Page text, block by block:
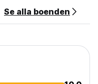
Se alla boenden